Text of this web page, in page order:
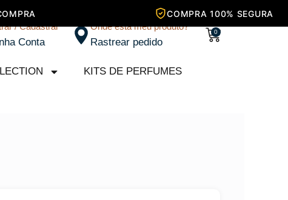
/ Cadastrar
Conta
Onde está meu produto?
Rastrear pedido
0
Carrinho
KITS DE PERFUMES